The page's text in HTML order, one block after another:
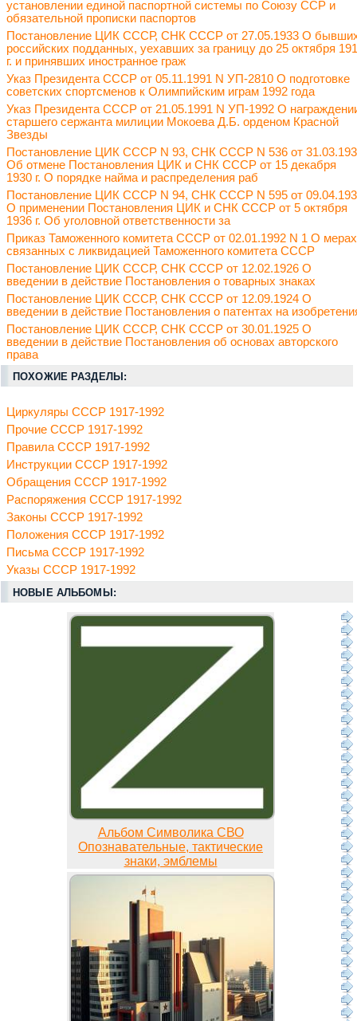
установлении единой паспортной системы по Союзу ССР и
обязательной прописки паспортов
Постановление ЦИК СССР, СНК СССР от 27.05.1933 О
российских подданных, уехавших за границу до 25 октября
г. и принявших иностранное граж
Указ Президента СССР от 05.11.1991 N УП-2810 О подготовке
советских спортсменов к Олимпийским играм 1992 года
Указ Президента СССР от 21.05.1991 N УП-1992 О
старшего сержанта милиции Мокоева Д.Б. орденом Красной
Звезды
Постановление ЦИК СССР N 93, СНК СССР N 536 от
Об отмене Постановления ЦИК и СНК СССР от 15 декабря
1930 г. О порядке найма и распределения раб
Постановление ЦИК СССР N 94, СНК СССР N 595 от
О применении Постановления ЦИК и СНК СССР от 5 октября
1936 г. Об уголовной ответственности за
Приказ Таможенного комитета СССР от 02.01.1992 N 1 О
связанных с ликвидацией Таможенного комитета СССР
Постановление ЦИК СССР, СНК СССР от 12.02.1926 О
введении в действие Постановления о товарных знаках
Постановление ЦИК СССР, СНК СССР от 12.09.1924 О
введении в действие Постановления о патентах на
Постановление ЦИК СССР, СНК СССР от 30.01.1925 О
введении в действие Постановления об основах авторского
права
ПОХОЖИЕ РАЗДЕЛЫ:
Циркуляры СССР 1917-1992
Прочие СССР 1917-1992
Правила СССР 1917-1992
Инструкции СССР 1917-1992
Обращения СССР 1917-1992
Распоряжения СССР 1917-1992
Законы СССР 1917-1992
Положения СССР 1917-1992
Письма СССР 1917-1992
Указы СССР 1917-1992
НОВЫЕ АЛЬБОМЫ:
Альбом Символика СВО
Опознавательные, тактические
знаки, эмблемы